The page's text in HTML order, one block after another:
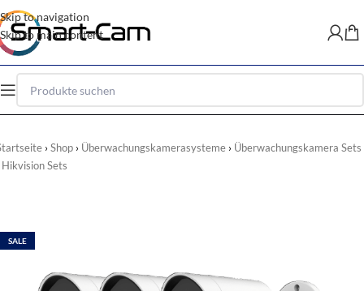
Skip to navigation
Skip to main content
Shop Überwachungskamerasysteme
Überwachungskamera Sets
Hikvision Sets
SALE